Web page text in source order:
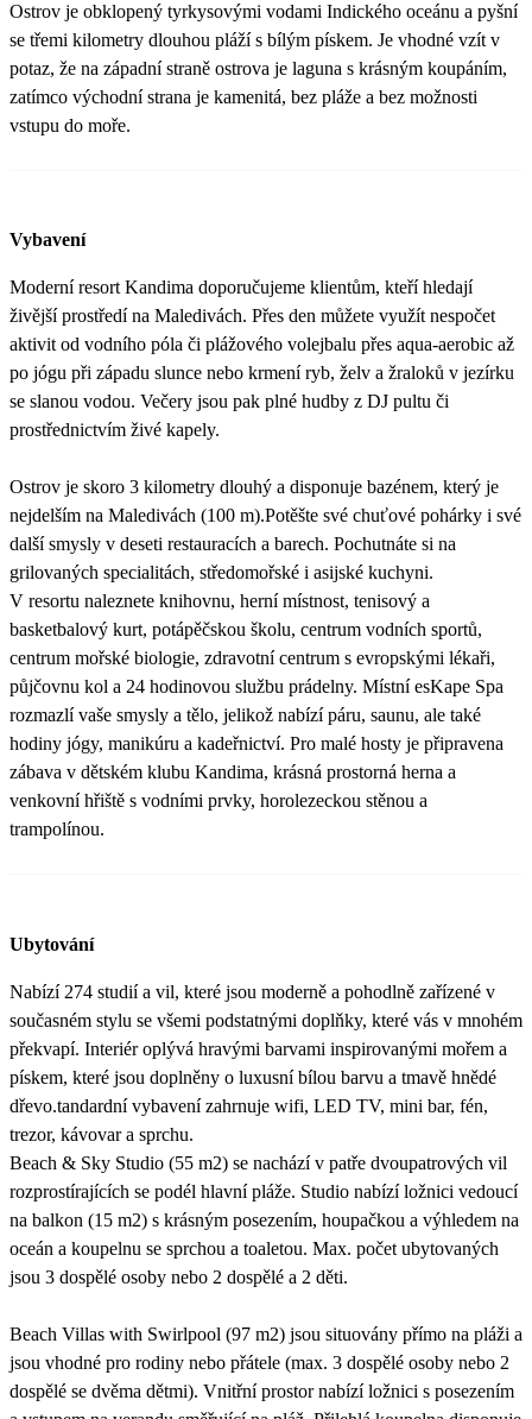
Ostrov je obklopený tyrkysovými vodami Indického oceánu a pyšní
se třemi kilometry dlouhou pláží s bílým pískem. Je vhodné vzít v
potaz, že na západní straně ostrova je laguna s krásným koupáním,
zatímco východní strana je kamenitá, bez pláže a bez možnosti
vstupu do moře.
Vybavení
Moderní resort Kandima doporučujeme klientům, kteří hledají
živější prostředí na Maledivách. Přes den můžete využít nespočet
aktivit od vodního póla či plážového volejbalu přes aqua-aerobic až
po jógu při západu slunce nebo krmení ryb, želv a žraloků v jezírku
se slanou vodou. Večery jsou pak plné hudby z DJ pultu či
prostřednictvím živé kapely.
Ostrov je skoro 3 kilometry dlouhý a disponuje bazénem, který je
nejdelším na Maledivách (100 m).Potěšte své chuťové pohárky i své
další smysly v deseti restauracích a barech. Pochutnáte si na
grilovaných specialitách, středomořské i asijské kuchyni.
V resortu naleznete knihovnu, herní místnost, tenisový a
basketbalový kurt, potápěčskou školu, centrum vodních sportů,
centrum mořské biologie, zdravotní centrum s evropskými lékaři,
půjčovnu kol a 24 hodinovou službu prádelny. Místní esKape Spa
rozmazlí vaše smysly a tělo, jelikož nabízí páru, saunu, ale také
hodiny jógy, manikúru a kadeřnictví. Pro malé hosty je připravena
zábava v dětském klubu Kandima, krásná prostorná herna a
venkovní hřiště s vodními prvky, horolezeckou stěnou a
trampolínou.
Ubytování
Nabízí 274 studií a vil, které jsou moderně a pohodlně zařízené v
současném stylu se všemi podstatnými doplňky, které vás v mnohém
překvapí. Interiér oplývá hravými barvami inspirovanými mořem a
pískem, které jsou doplněny o luxusní bílou barvu a tmavě hnědé
dřevo.tandardní vybavení zahrnuje wifi, LED TV, mini bar, fén,
trezor, kávovar a sprchu.
Beach & Sky Studio (55 m2) se nachází v patře dvoupatrových vil
rozprostírajících se podél hlavní pláže. Studio nabízí ložnici vedoucí
na balkon (15 m2) s krásným posezením, houpačkou a výhledem na
oceán a koupelnu se sprchou a toaletou. Max. počet ubytovaných
jsou 3 dospělé osoby nebo 2 dospělé a 2 děti.
Beach Villas with Swirlpool (97 m2) jsou situovány přímo na pláži a
jsou vhodné pro rodiny nebo přátele (max. 3 dospělé osoby nebo 2
dospělé se dvěma dětmi). Vnitřní prostor nabízí ložnici s posezením